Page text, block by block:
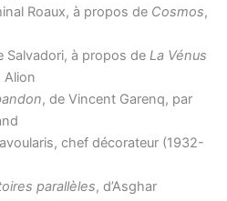
Roaux, à propos de Cosmos,
Salvadori, à propos de La Vénus
Alion
, de Vincent Garenq, par
chef décorateur (1932-
parallèles, d’Asghar